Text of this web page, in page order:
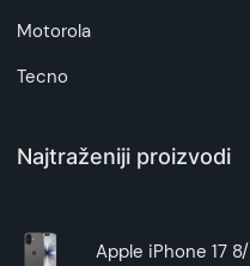
Motorola
Tecno
Najtraženiji proizvodi
Apple iPhone 17